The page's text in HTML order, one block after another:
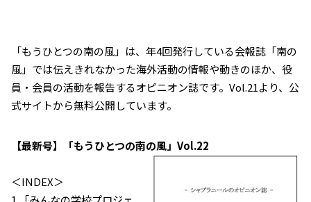
「もうひとつの南の風」は、年4回発行している会報誌「南の
風」では伝えきれなかった海外活動の情報や動きのほか、役
員・会員の活動を報告するオピニオン誌です。Vol.21より、公
式サイトから無料公開しています。
【最新号】「もうひとつの南の風」Vol.22
＜INDEX＞